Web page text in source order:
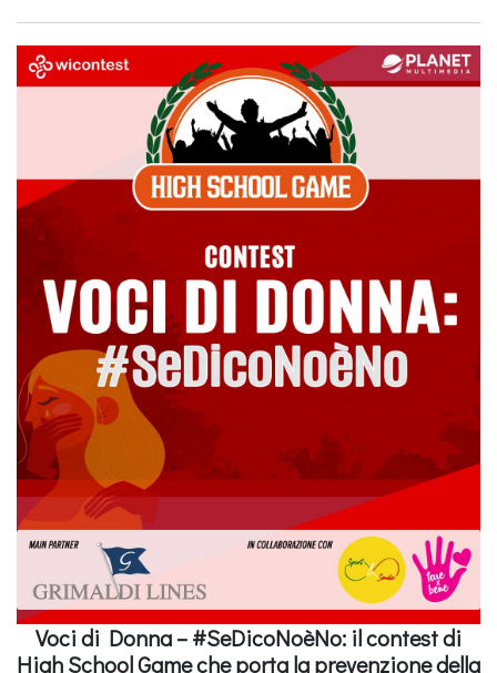
Voci di Donna – #SeDicoNoèNo: il contest di
High School Game che porta la prevenzione della